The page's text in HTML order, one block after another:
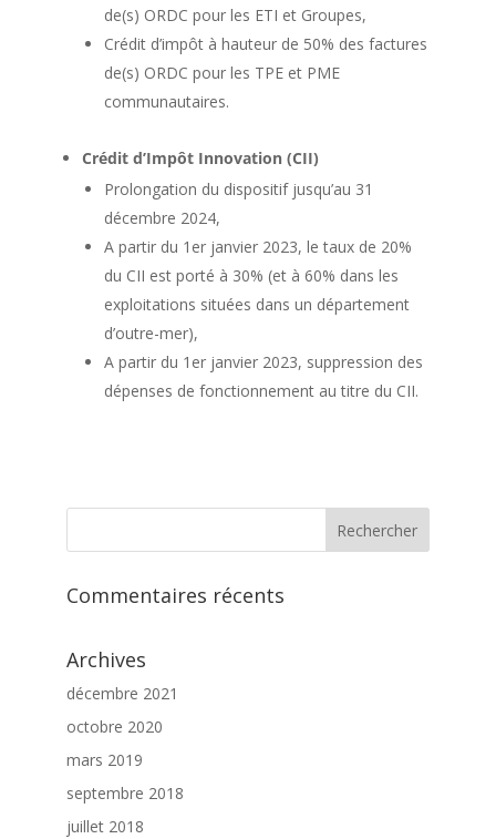
de(s) ORDC pour les ETI et Groupes,
Crédit d’impôt à hauteur de 50% des factures
de(s) ORDC pour les TPE et PME
communautaires.
Crédit d’Impôt Innovation (CII)
Prolongation du dispositif jusqu’au 31
décembre 2024,
A partir du 1er janvier 2023, le taux de 20%
du CII est porté à 30% (et à 60% dans les
exploitations situées dans un département
d’outre-mer),
A partir du 1er janvier 2023, suppression des
dépenses de fonctionnement au titre du CII.
Commentaires récents
Archives
décembre 2021
octobre 2020
mars 2019
septembre 2018
juillet 2018